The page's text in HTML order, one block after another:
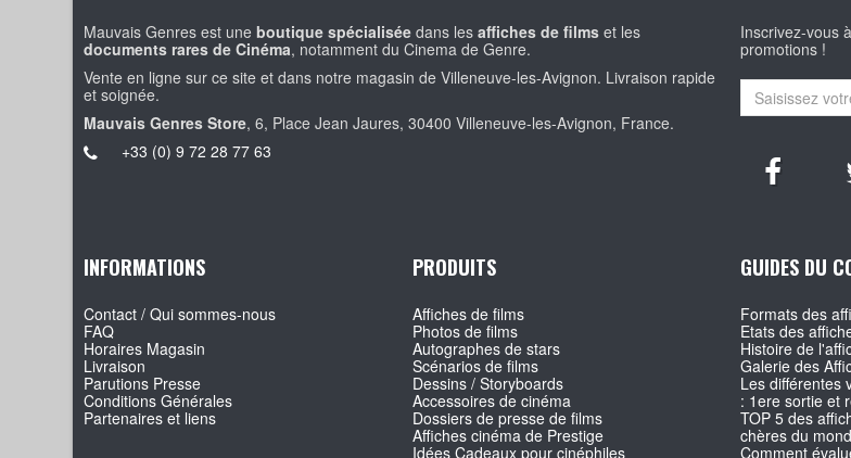
Mauvais Genres est uneboutique spécialisée dans lesaffiches de films et les
documents rares de Cinéma, notamment du Cinema de Genre.
Vente en ligne sur ce site et dans notre magasin de Villeneuve-les-Avignon. Livraison rapide
et soignée.
Mauvais Genres Store, 6, Place Jean Jaures, 30400 Villeneuve-les-Avignon, France.
+33 (0) 9 72 28 77 63
Inscrivez-vous
promotions !
INFORMATIONS
Contact / Qui sommes-nous
FAQ
Horaires Magasin
Livraison
Parutions Presse
Conditions Générales
Partenaires et liens
PRODUITS
Affiches de films
Photos de films
Autographes de stars
Scénarios de films
Dessins / Storyboards
Accessoires de cinéma
Dossiers de presse de films
Affiches cinéma de Prestige
Idées Cadeaux pour cinéphiles
GUIDES DU
Formats des
Etats des
Histoire de
Galerie des
Les différentes
: 1ere sortie et
TOP 5 des
chères du
Comment